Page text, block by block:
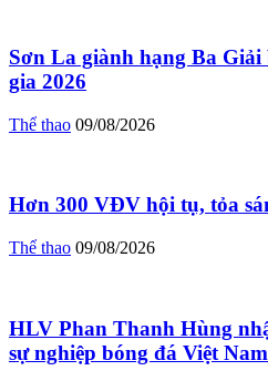
Sơn La giành hạng Ba
gia 2026
Thể thao 09/08/2026
Hơn 300 VĐV hội tụ, tỏa
Thể thao 09/08/2026
HLV Phan Thanh Hùng
sự nghiệp bóng đá Việt